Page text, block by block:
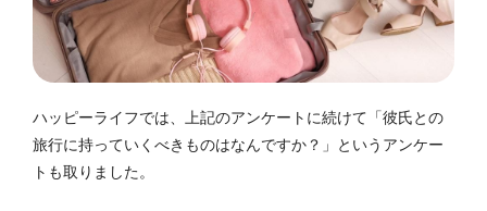
ハッピーライフでは、上記のアンケートに続けて「彼氏との
旅行に持っていくべきものはなんですか？」というアンケー
トも取りました。